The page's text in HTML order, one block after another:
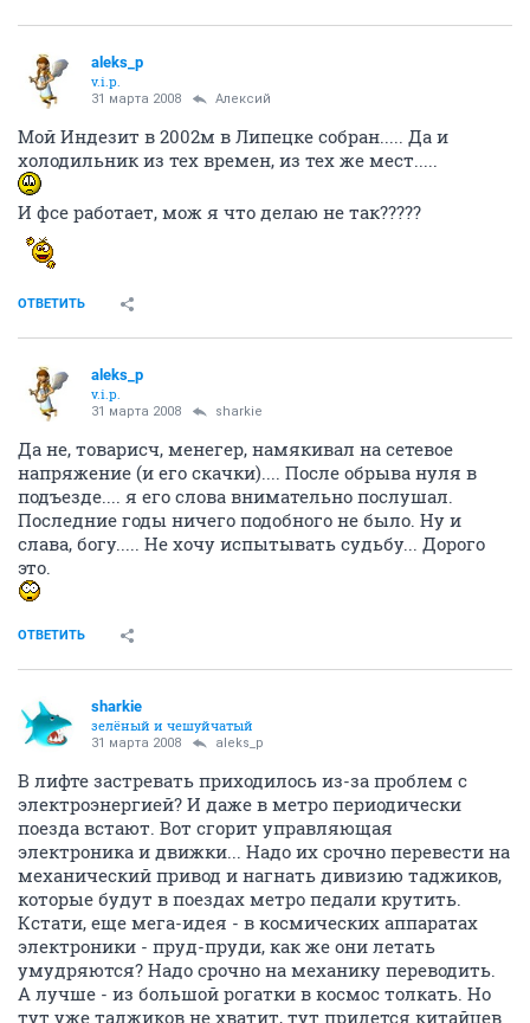
aleks_p
v.i.p.
31 марта 2008 Алексий
Мой Индезит в 2002м в Липецке собран..... Да и
холодильник из тех времен, из тех же мест.....
И фсе работает, мож я что делаю не так?????
ОТВЕТИТЬ
aleks_p
v.i.p.
31 марта 2008 sharkie
Да не, товарисч, менегер, намякивал на сетевое
напряжение (и его скачки).... После обрыва нуля в
подъезде.... я его слова внимательно послушал.
Последние годы ничего подобного не было. Ну и
слава, богу..... Не хочу испытывать судьбу... Дорого
это.
ОТВЕТИТЬ
sharkie
зелёный и чешуйчатый
31 марта 2008 aleks_p
В лифте застревать приходилось из-за проблем с
электроэнергией? И даже в метро периодически
поезда встают. Вот сгорит управляющая
электроника и движки... Надо их срочно перевести на
механический привод и нагнать дивизию таджиков,
которые будут в поездах метро педали крутить.
Кстати, еще мега-идея - в космических аппаратах
электроники - пруд-пруди, как же они летать
умудряются? Надо срочно на механику переводить.
А лучше - из большой рогатки в космос толкать. Но
тут уже таджиков не хватит, тут придется китайцев